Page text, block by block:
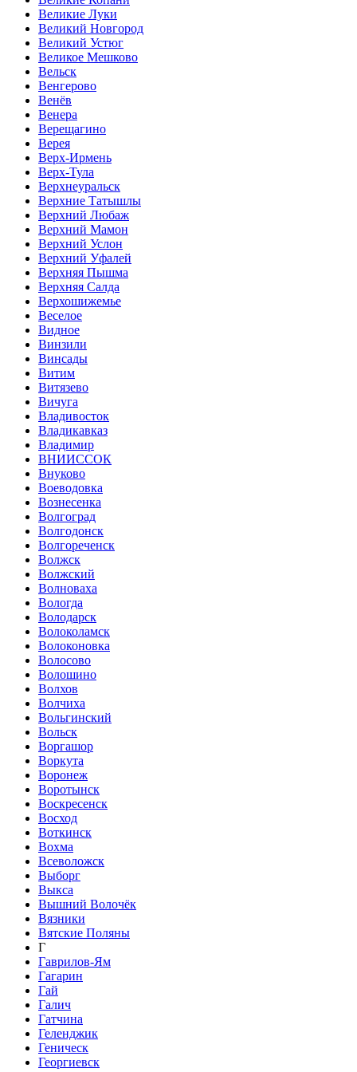
Великие Луки
Великий Новгород
Великий Устюг
Великое Мешково
Вельск
Венгерово
Венёв
Венера
Верещагино
Верея
Верх-Ирмень
Верх-Тула
Верхнеуральск
Верхние Татышлы
Верхний Любаж
Верхний Мамон
Верхний Услон
Верхний Уфалей
Верхняя Пышма
Верхняя Салда
Верхошижемье
Веселое
Видное
Винзили
Винсады
Витим
Витязево
Вичуга
Владивосток
Владикавказ
Владимир
ВНИИССОК
Внуково
Воеводовка
Вознесенка
Волгоград
Волгодонск
Волгореченск
Волжск
Волжский
Волноваха
Вологда
Володарск
Волоколамск
Волоконовка
Волосово
Волошино
Волхов
Волчиха
Вольгинский
Вольск
Воргашор
Воркута
Воронеж
Воротынск
Воскресенск
Восход
Воткинск
Вохма
Всеволожск
Выборг
Выкса
Вышний Волочёк
Вязники
Вятские Поляны
Г
Гаврилов-Ям
Гагарин
Гай
Галич
Гатчина
Геленджик
Геническ
Георгиевск